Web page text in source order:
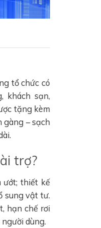
tổ chức có
khách sạn,
tặng kèm
gàng – sạch
trợ?
ướt; thiết kế
sung vật tư.
hạn chế rơi
dùng.